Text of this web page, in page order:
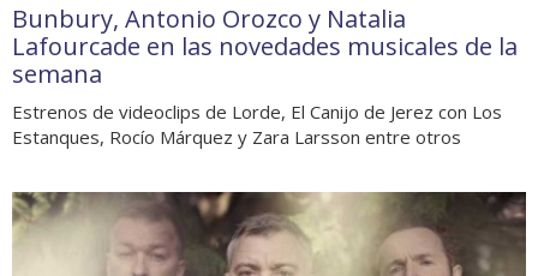
Bunbury, Antonio Orozco y Natalia
Lafourcade en las novedades musicales de la
semana
Estrenos de videoclips de Lorde, El Canijo de Jerez con Los
Estanques, Rocío Márquez y Zara Larsson entre otros